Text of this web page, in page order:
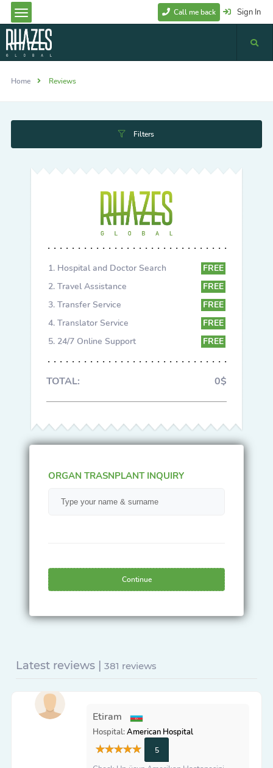
Sign In
Call me back
Home Reviews
Filters
Hospital and Doctor Search
FREE
Travel Assistance
FREE
Transfer Service
FREE
Translator Service
FREE
24/7 Online Support
FREE
TOTAL: 0$
ORGAN TRASNPLANT INQUIRY
Continue
Latest reviews | 381 reviews
Etiram
Hospital:American Hospital
5